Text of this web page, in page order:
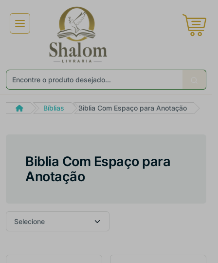
Bíblias Biblia Com Espaço para Anotação
Biblia Com Espaço para
Anotação
Receba ofertas e descontos exclusivos ×
Não gosto de promoções!